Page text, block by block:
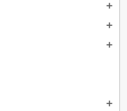
add
add
add
add